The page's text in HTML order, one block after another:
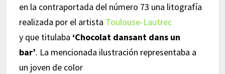
en la contraportada del número 73 una litografía
realizada por el artista Toulouse-Lautrec
y que titulaba ‘Chocolat dansant dans un
bar’. La mencionada ilustración representaba a
un joven de color